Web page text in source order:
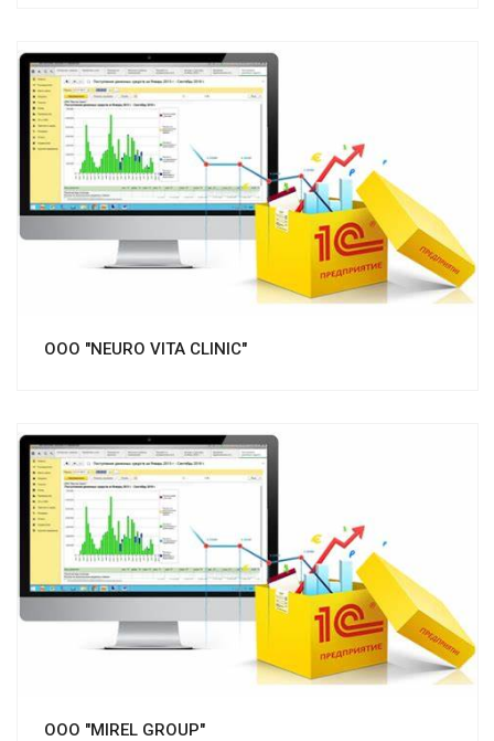
Смотреть проект
ООО "NEURO VITA CLINIC"
Смотреть проект
ООО "MIREL GROUP"